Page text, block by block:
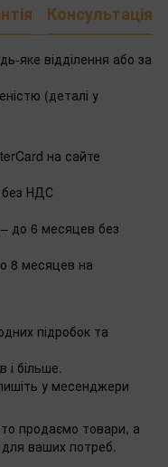
Консультація
яке відділення або за
(деталі у
на сайте
без НДС
до 6 месяцев без
8 месяцев на
підробок та
і більше.
у месенджери
продаємо товари, а
ваших потреб.